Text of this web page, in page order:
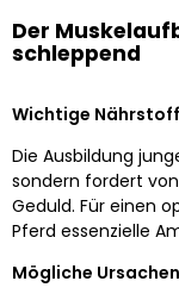
Der
schleppend
Wichtige
Die Ausbildung
sondern fordert
Geduld. Für einen
Pferd essenzielle
Mögliche